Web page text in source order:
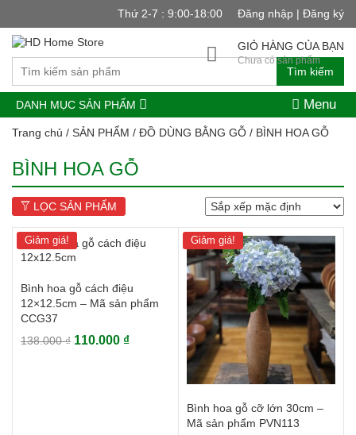
Thứ 2-7 : 9:00-18:00 Đăng nhập | Đăng ký
Tìm kiếm
GIỎ HÀNG CỦA BẠN
Chưa có sản phẩm
DANH MỤC SẢN PHẨM Menu
Trang chủ / SẢN PHẨM / ĐỒ DÙNG BẰNG GỖ / BÌNH HOA GỖ
BÌNH HOA GỖ
LỌC SẢN PHẨM
Giảm giá!
Bình hoa gỗ cách điệu
12×12.5cm – Mã sản phẩm
CCG37
138.000₫ Giá
110.000 ₫Giá
Giảm giá!
Bình hoa gỗ cỡ lớn 30cm –
Mã sản phẩm PVN113